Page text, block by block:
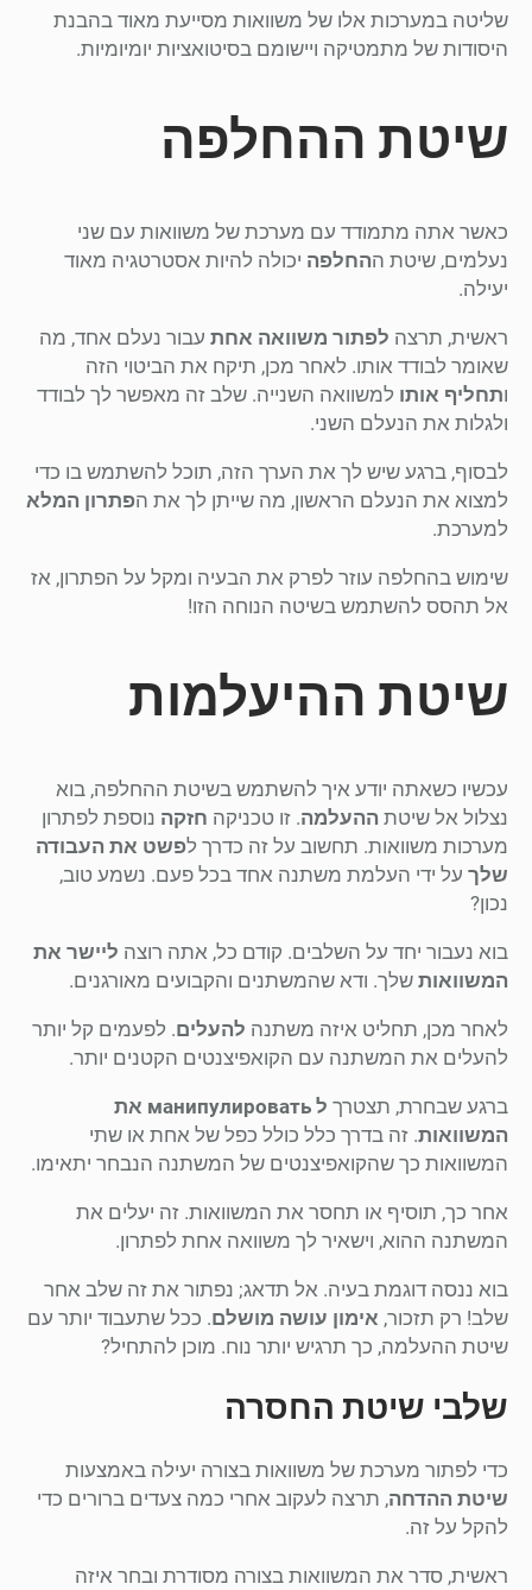
שליטה במערכות אלו של משוואות מסייעת מאוד בהבנת
היסודות של מתמטיקה ויישומם בסיטואציות יומיומיות.
שיטת ההחלפה
כאשר אתה מתמודד עם מערכת של משוואות עם שני
נעלמים, שיטת ההחלפה יכולה להיות אסטרטגיה מאוד
יעילה.
ראשית, תרצה לפתור משוואה אחת עבור נעלם אחד, מה
שאומר לבודד אותו. לאחר מכן, תיקח את הביטוי הזה
ותחליף אותו למשוואה השנייה. שלב זה מאפשר לך לבודד
ולגלות את הנעלם השני.
לבסוף, ברגע שיש לך את הערך הזה, תוכל להשתמש בו כדי
למצוא את הנעלם הראשון, מה שייתן לך את הפתרון המלא
למערכת.
שימוש בהחלפה עוזר לפרק את הבעיה ומקל על הפתרון, אז
אל תהסס להשתמש בשיטה הנוחה הזו!
שיטת ההיעלמות
עכשיו כשאתה יודע איך להשתמש בשיטת ההחלפה, בוא
נצלול אל שיטת ההעלמה. זו טכניקה חזקה נוספת לפתרון
מערכות משוואות. תחשוב על זה כדרך לפשט את העבודה
שלך על ידי העלמת משתנה אחד בכל פעם. נשמע טוב,
נכון?
בוא נעבור יחד על השלבים. קודם כל, אתה רוצה ליישר את
המשוואות שלך. ודא שהמשתנים והקבועים מאורגנים.
לאחר מכן, תחליט איזה משתנה להעלים. לפעמים קל יותר
להעלים את המשתנה עם הקואפיצנטים הקטנים יותר.
ברגע שבחרת, תצטרך
ל манипулировать את
המשוואות. זה בדרך כלל כולל כפל של אחת או שתי
המשוואות כך שהקואפיצנטים של המשתנה הנבחר יתאימו.
אחר כך, תוסיף או תחסר את המשוואות. זה יעלים את
המשתנה ההוא, וישאיר לך משוואה אחת לפתרון.
בוא ננסה דוגמת בעיה. אל תדאג; נפתור את זה שלב אחר
שלב! רק תזכור, אימון עושה מושלם. ככל שתעבוד יותר עם
שיטת ההעלמה, כך תרגיש יותר נוח. מוכן להתחיל?
שלבי שיטת החסרה
כדי לפתור מערכת של משוואות בצורה יעילה באמצעות
שיטת ההדחה, תרצה לעקוב אחרי כמה צעדים ברורים כדי
להקל על זה.
ראשית, סדר את המשוואות בצורה מסודרת ובחר איזה